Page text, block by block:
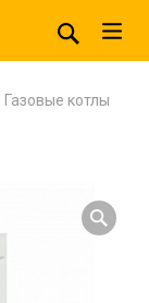
Газовые котлы